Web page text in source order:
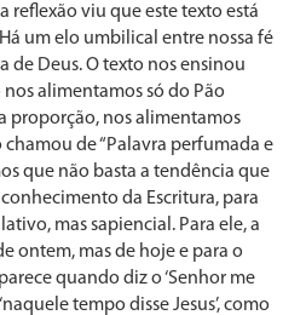
reflexão viu que este texto está
um elo umbilical entre nossa fé
de Deus. O texto nos ensinou
alimentamos só do Pão
proporção, nos alimentamos
de “Palavra perfumada e
que não basta a tendência que
da Escritura, para
mas sapiencial. Para ele, a
ontem, mas de hoje e para o
quando diz o ‘Senhor me
tempo disse Jesus’, como